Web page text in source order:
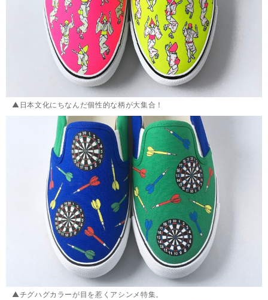
▲日本文化にちなんだ個性的な柄が大集合！
▲チグハグカラーが目を惹くアシンメ特集。